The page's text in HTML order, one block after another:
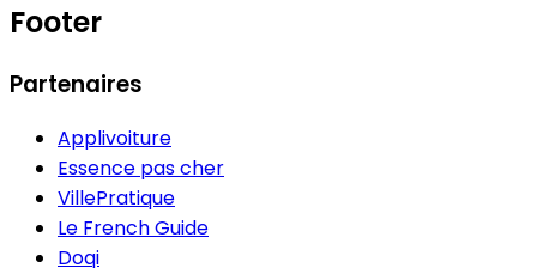
Footer
Partenaires
Applivoiture
Essence pas cher
VillePratique
Le French Guide
Doqi